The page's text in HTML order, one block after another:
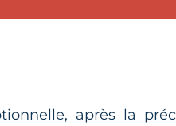
après la